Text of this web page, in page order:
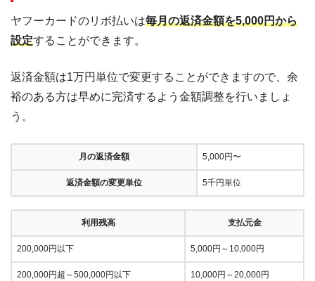
ヤフーカードのリボ払いは毎月の返済金額を5,000円から
設定することができます。
返済金額は1万円単位で変更することができますので、余
裕のある方は早めに完済するよう金額調整を行いましょ
う。
月の返済金額 5,000円〜
返済金額の変更単位 5千円単位
利用残高 支払元金
200,000円以下 5,000円～10,000円
200,000円超～500,000円以下 10,000円～20,000円